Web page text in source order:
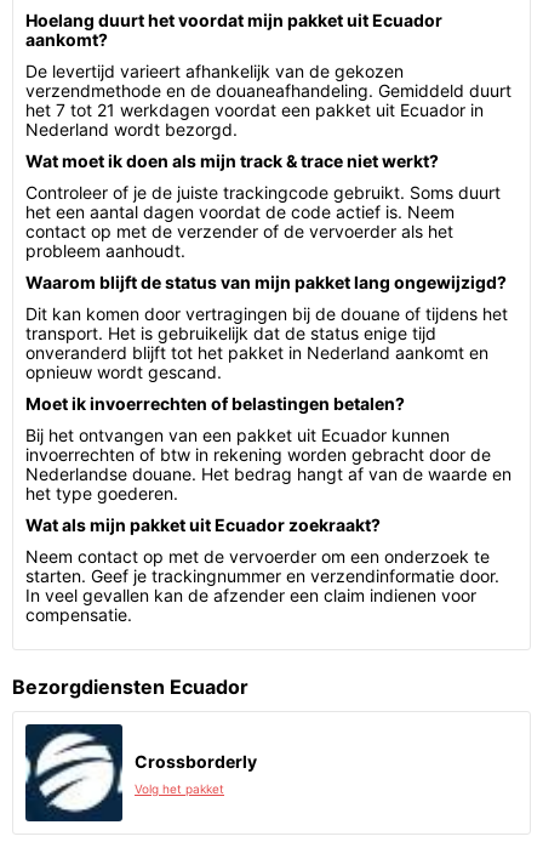
Hoelang duurt het voordat mijn pakket uit Ecuador
aankomt?
De levertijd varieert afhankelijk van de gekozen
verzendmethode en de douaneafhandeling. Gemiddeld duurt
het 7 tot 21 werkdagen voordat een pakket uit Ecuador in
Nederland wordt bezorgd.
Wat moet ik doen als mijn track & trace niet werkt?
Controleer of je de juiste trackingcode gebruikt. Soms duurt
het een aantal dagen voordat de code actief is. Neem
contact op met de verzender of de vervoerder als het
probleem aanhoudt.
Waarom blijft de status van mijn pakket lang ongewijzigd?
Dit kan komen door vertragingen bij de douane of tijdens het
transport. Het is gebruikelijk dat de status enige tijd
onveranderd blijft tot het pakket in Nederland aankomt en
opnieuw wordt gescand.
Moet ik invoerrechten of belastingen betalen?
Bij het ontvangen van een pakket uit Ecuador kunnen
invoerrechten of btw in rekening worden gebracht door de
Nederlandse douane. Het bedrag hangt af van de waarde en
het type goederen.
Wat als mijn pakket uit Ecuador zoekraakt?
Neem contact op met de vervoerder om een onderzoek te
starten. Geef je trackingnummer en verzendinformatie door.
In veel gevallen kan de afzender een claim indienen voor
compensatie.
Bezorgdiensten Ecuador
Crossborderly
Volg het pakket